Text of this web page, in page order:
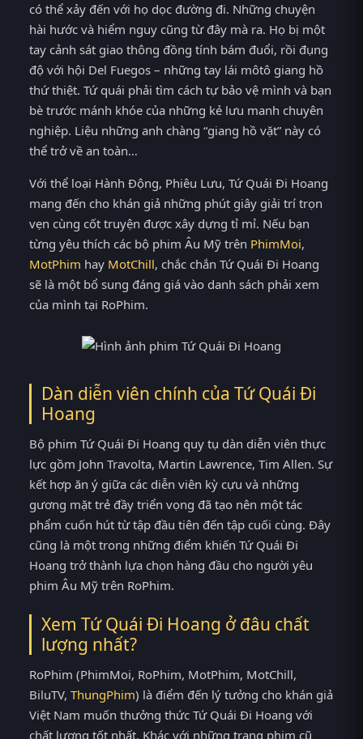
có thể xảy đến với họ dọc đường đi. Những chuyện
hài hước và hiểm nguy cũng từ đây mà ra. Họ bị một
tay cảnh sát giao thông đồng tính bám đuổi, rồi đụng
độ với hội Del Fuegos – những tay lái môtô giang hồ
thứ thiệt. Tứ quái phải tìm cách tự bảo vệ mình và bạn
bè trước mánh khóe của những kẻ lưu manh chuyên
nghiệp. Liệu những anh chàng “giang hồ vặt” này có
thể trở về an toàn…
Với thể loại Hành Động, Phiêu Lưu, Tứ Quái Đi Hoang
mang đến cho khán giả những phút giây giải trí trọn
vẹn cùng cốt truyện được xây dựng tỉ mỉ. Nếu bạn
từng yêu thích các bộ phim Âu Mỹ trên PhimMoi,
MotPhim hay MotChill, chắc chắn Tứ Quái Đi Hoang
sẽ là một bổ sung đáng giá vào danh sách phải xem
của mình tại RoPhim.
Dàn diễn viên chính của Tứ Quái Đi
Hoang
Bộ phim Tứ Quái Đi Hoang quy tụ dàn diễn viên thực
lực gồm John Travolta, Martin Lawrence, Tim Allen. Sự
kết hợp ăn ý giữa các diễn viên kỳ cựu và những
gương mặt trẻ đầy triển vọng đã tạo nên một tác
phẩm cuốn hút từ tập đầu tiên đến tập cuối cùng. Đây
cũng là một trong những điểm khiến Tứ Quái Đi
Hoang trở thành lựa chọn hàng đầu cho người yêu
phim Âu Mỹ trên RoPhim.
Xem Tứ Quái Đi Hoang ở đâu chất
lượng nhất?
RoPhim (PhimMoi, RoPhim, MotPhim, MotChill,
BiluTV, ThungPhim) là điểm đến lý tưởng cho khán giả
Việt Nam muốn thưởng thức Tứ Quái Đi Hoang với
chất lượng tốt nhất. Khác với những trang phim cũ